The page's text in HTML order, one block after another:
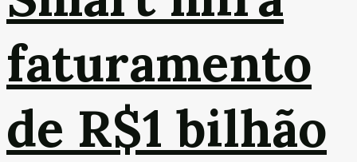
faturamento
de R$1 bilhão